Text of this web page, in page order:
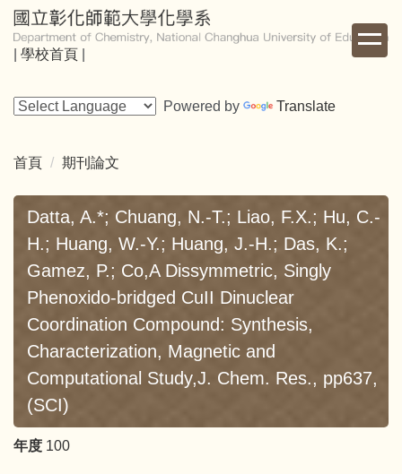
跳
到
主
內
學校首頁
Powered by Translate
首頁 期刊論文
Datta, A.*; Chuang, N.-T.; Liao, F.X.; Hu, C.-
H.; Huang, W.-Y.; Huang, J.-H.; Das, K.;
Gamez, P.; Co,A Dissymmetric, Singly
Phenoxido-bridged CuII Dinuclear
Coordination Compound: Synthesis,
Characterization, Magnetic and
Computational Study,J. Chem. Res., pp637,
(SCI)
年度 100